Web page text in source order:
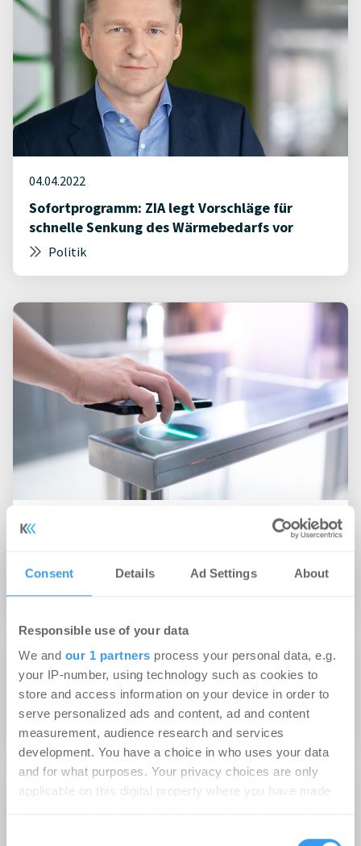
Consent Details Ad Settings About
Responsible use of your data
We and our 1 partners process your personal data, e.g.
your IP-number, using technology such as cookies to
store and access information on your device in order to
serve personalized ads and content, ad and content
measurement, audience research and services
development. You have a choice in who uses your data
and for what purposes. Your privacy choices are only
applicable on this digital property where you have made
04.04.2022
Sofortprogramm: ZIA legt Vorschläge für
schnelle Senkung des Wärmebedarfs vor
Politik
09.12.2021
unterstützt die Brancheninitiative ECORE
PropTech
27.09.2021
ista schließt zweite ESG-Finanzierung von
rund 450 Millionen Euro ab